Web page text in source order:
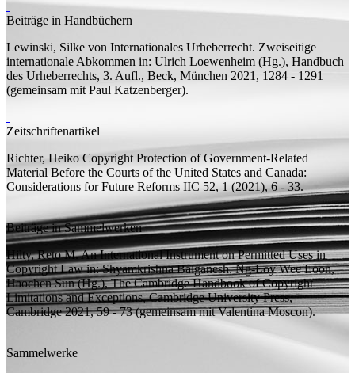
Beiträge in Handbüchern
Lewinski, Silke von Internationales Urheberrecht. Zweiseitige
internationale Abkommen in: Ulrich Loewenheim (Hg.), Handbuch
des Urheberrechts, 3. Aufl., Beck, München 2021, 1284 - 1291
(gemeinsam mitPaul Katzenberger).
Zeitschriftenartikel
Richter, Heiko Copyright Protection of Government-Related
Material Before the Courts of the United States and Canada:
Considerations for Future Reforms IIC 52, 1 (2021), 6 - 33.
Beiträge in Sammelwerken
Hilty, Reto M.An International Instrument on Permitted Uses in
Copyright Lawin: Shyamkrishna Balganesh, Ng-Loy Wee Loon,
Haochen Sun (Hg.), The Cambridge Handbook of Copyright
Limitations and Exceptions, Cambridge University Press,
Cambridge 2021, 59 - 73 (gemeinsam mitValentina Moscon).
Sammelwerke